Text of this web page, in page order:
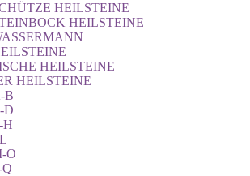
HEILSTEINE
HEILSTEINE
HEILSTEINE
HEILSTEINE
B
D
H
O
Q